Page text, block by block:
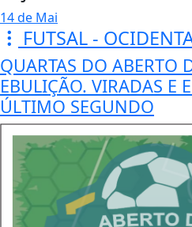
14 de Mai
FUTSAL -
QUARTAS DO ABERTO
EBULIÇÃO. VIRADAS E
ÚLTIMO SEGUNDO